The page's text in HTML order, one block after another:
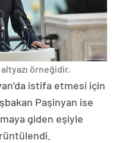
örneğidir.
istifa etmesi için
Paşinyan ise
giden eşiyle